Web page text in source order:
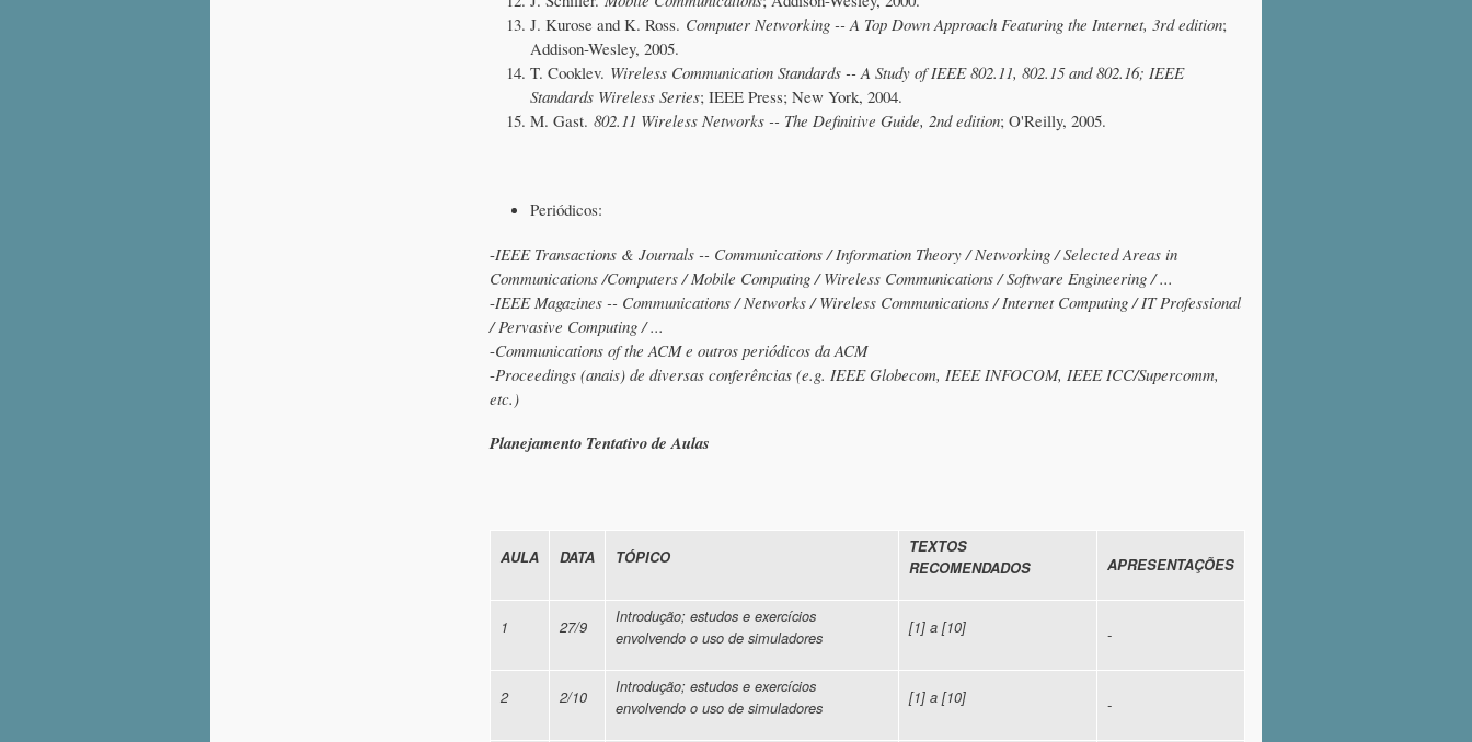
J. Kurose and K. Ross. Computer Networking -- A Top Down Approach Featuring the Internet, 3rd edition;
Addison-Wesley, 2005.
T. Cooklev. Wireless Communication Standards -- A Study of IEEE 802.11, 802.15 and 802.16; IEEE
Standards Wireless Series; IEEE Press; New York, 2004.
M. Gast.802.11 Wireless Networks -- The Definitive Guide, 2nd edition; O'Reilly, 2005.
Periódicos:
-IEEE Transactions & Journals -- Communications / Information Theory / Networking / Selected Areas in
Communications /Computers / Mobile Computing / Wireless Communications / Software Engineering / ...
-IEEE Magazines -- Communications / Networks / Wireless Communications / Internet Computing / IT Professional
/ Pervasive Computing / ...
-Communications of the ACM e outros periódicos da ACM
-Proceedings (anais) de diversas conferências (e.g. IEEE Globecom, IEEE INFOCOM, IEEE ICC/Supercomm,
etc.)
Planejamento Tentativo de Aulas
AULA DATA TÓPICO
TEXTOS
RECOMENDADOS
APRESENTAÇÕES
1 27/9
Introdução; estudos e exercícios
envolvendo o uso de simuladores
[1] a [10] -
2 2/10
Introdução; estudos e exercícios
envolvendo o uso de simuladores
[1] a [10] -